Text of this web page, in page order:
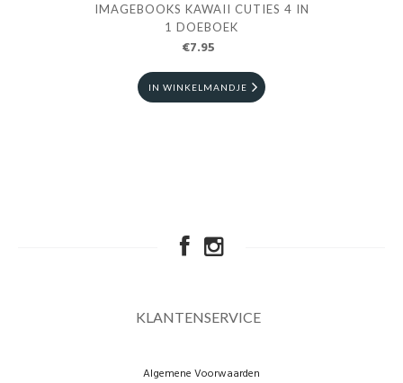
IMAGEBOOKS KAWAII CUTIES 4 IN
1 DOEBOEK
€7.95
IN WINKELMANDJE
KLANTENSERVICE
Algemene Voorwaarden